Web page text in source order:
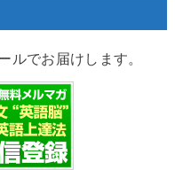
ルでお届けします。